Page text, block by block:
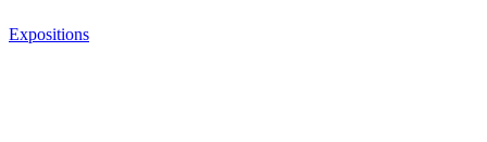
Expositions